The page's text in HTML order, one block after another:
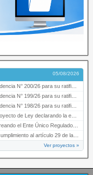
05/08/2026
N° 200/26 para su ratificación.
N° 199/26 para su ratificación.
N° 198/26 para su ratificación.
la esencialidad del servicio educativ…
Regulador de servicios públicos de la …
artículo 29 de la Ley provincial N° 1399…
Ver proyectos »